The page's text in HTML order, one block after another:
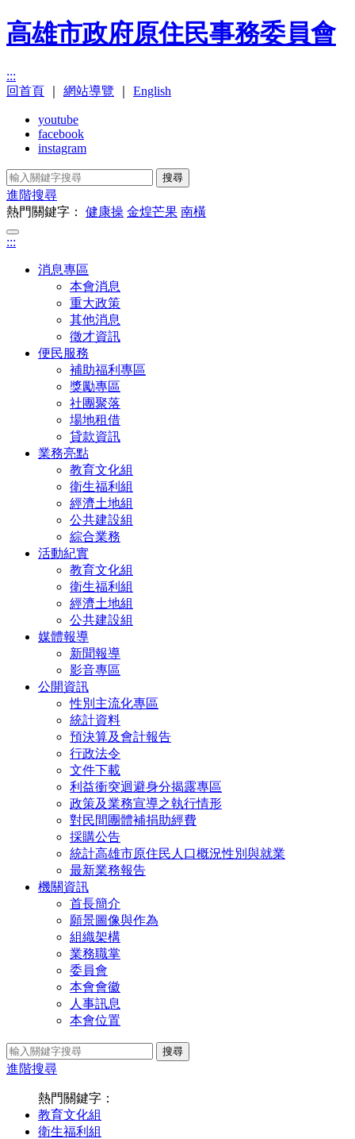
高雄市政府原住民事務委員會
:::
回首頁
網站導覽 English
youtube
facebook
instagram
搜尋
進階搜尋
熱門關鍵字： 健康操 金煌芒果 南橫
:::
消息專區
本會消息
重大政策
其他消息
徵才資訊
便民服務
補助福利專區
獎勵專區
社團聚落
場地租借
貸款資訊
業務亮點
教育文化組
衛生福利組
經濟土地組
公共建設組
綜合業務
活動紀實
教育文化組
衛生福利組
經濟土地組
公共建設組
媒體報導
新聞報導
影音專區
公開資訊
性別主流化專區
統計資料
預決算及會計報告
行政法令
文件下載
利益衝突迴避身分揭露專區
政策及業務宣導之執行情形
對民間團體補捐助經費
採購公告
統計高雄市原住民人口概況性別與就業
最新業務報告
機關資訊
首長簡介
願景圖像與作為
組織架構
業務職掌
委員會
本會會徽
人事訊息
本會位置
搜尋
進階搜尋
熱門關鍵字：
教育文化組
衛生福利組